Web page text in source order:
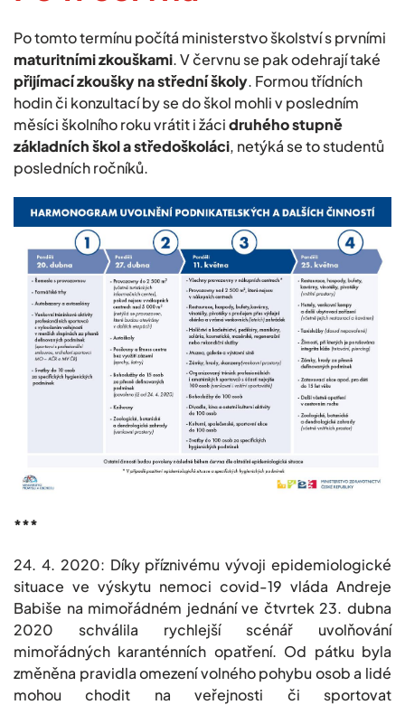
Po tomto termínu počítá ministerstvo školství s prvními
maturitními zkouškami. V červnu se pak odehrají také
přijímací zkoušky na střední školy. Formou třídních
hodin či konzultací by se do škol mohli v posledním
měsíci školního roku vrátit i žácidruhého stupně
základních škol a středoškoláci, netýká se to studentů
posledních ročníků.
***
24. 4. 2020: Díky příznivému vývoji epidemiologické
situace ve výskytu nemoci covid-19 vláda Andreje
Babiše na mimořádném jednání ve čtvrtek 23. dubna
2020 schválila rychlejší scénář uvolňování
mimořádných karanténních opatření. Od pátku byla
změněna pravidla omezení volného pohybu osob a lidé
mohou chodit na veřejnosti či sportovat